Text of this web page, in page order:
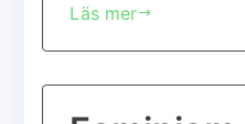
c
e
b
te
r
l
Läs mer